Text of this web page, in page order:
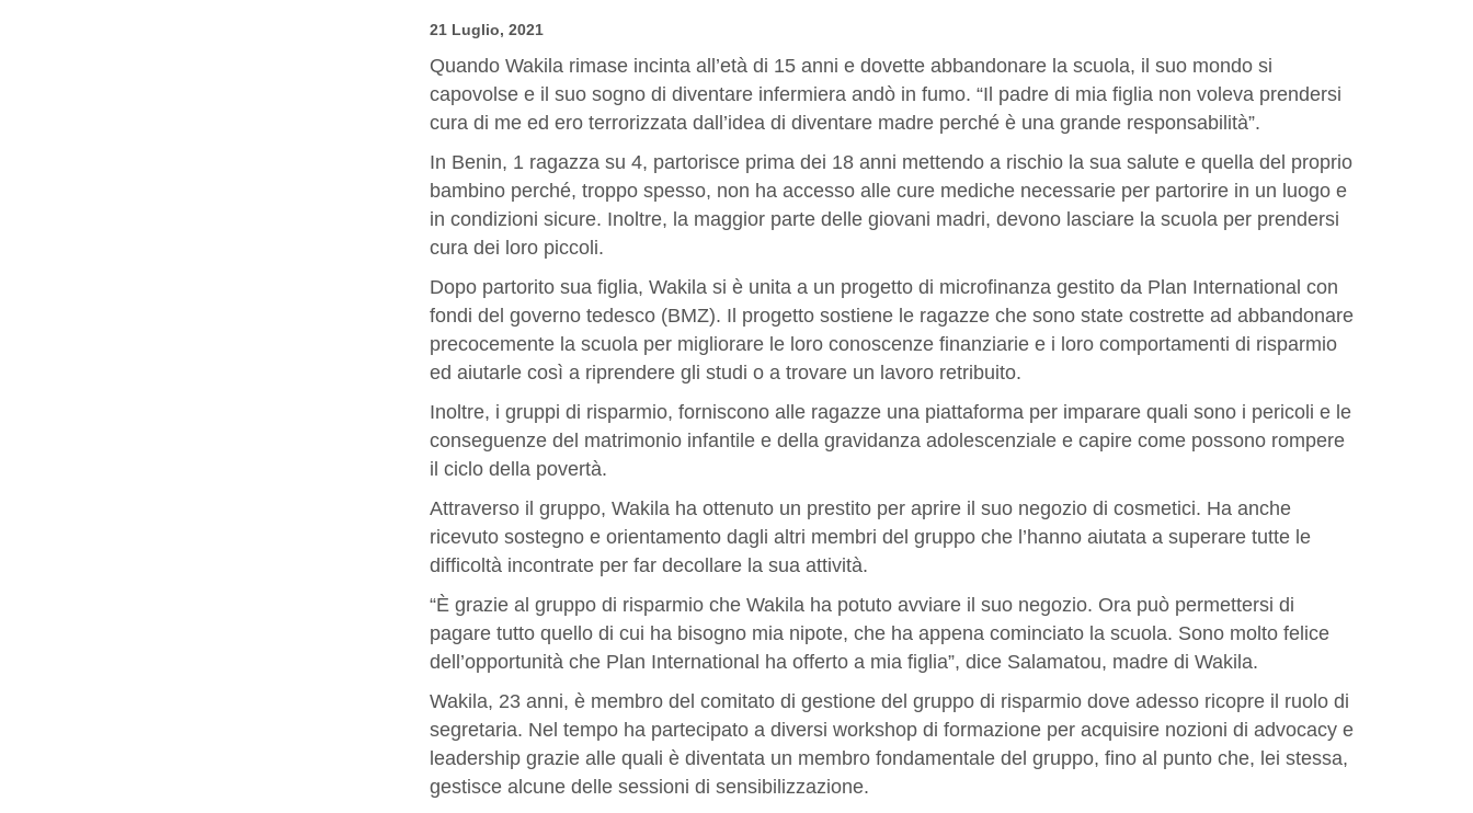
21 Luglio, 2021
Quando Wakila rimase incinta all’età di 15 anni e dovette abbandonare la scuola, il suo mondo si
capovolse e il suo sogno di diventare infermiera andò in fumo. “Il padre di mia figlia non voleva prendersi
cura di me ed ero terrorizzata dall’idea di diventare madre perché è una grande responsabilità”.
In Benin, 1 ragazza su 4, partorisce prima dei 18 anni mettendo a rischio la sua salute e quella del proprio
bambino perché, troppo spesso, non ha accesso alle cure mediche necessarie per partorire in un luogo e
in condizioni sicure. Inoltre, la maggior parte delle giovani madri, devono lasciare la scuola per prendersi
cura dei loro piccoli.
Dopo partorito sua figlia, Wakila si è unita a un progetto di microfinanza gestito da Plan International con
fondi del governo tedesco (BMZ). Il progetto sostiene le ragazze che sono state costrette ad abbandonare
precocemente la scuola per migliorare le loro conoscenze finanziarie e i loro comportamenti di risparmio
ed aiutarle così a riprendere gli studi o a trovare un lavoro retribuito.
Inoltre, i gruppi di risparmio, forniscono alle ragazze una piattaforma per imparare quali sono i pericoli e le
conseguenze del matrimonio infantile e della gravidanza adolescenziale e capire come possono rompere
il ciclo della povertà.
Attraverso il gruppo, Wakila ha ottenuto un prestito per aprire il suo negozio di cosmetici. Ha anche
ricevuto sostegno e orientamento dagli altri membri del gruppo che l’hanno aiutata a superare tutte le
difficoltà incontrate per far decollare la sua attività.
“È grazie al gruppo di risparmio che Wakila ha potuto avviare il suo negozio. Ora può permettersi di
pagare tutto quello di cui ha bisogno mia nipote, che ha appena cominciato la scuola. Sono molto felice
dell’opportunità che Plan International ha offerto a mia figlia”, dice Salamatou, madre di Wakila.
Wakila, 23 anni, è membro del comitato di gestione del gruppo di risparmio dove adesso ricopre il ruolo di
segretaria. Nel tempo ha partecipato a diversi workshop di formazione per acquisire nozioni di advocacy e
leadership grazie alle quali è diventata un membro fondamentale del gruppo, fino al punto che, lei stessa,
gestisce alcune delle sessioni di sensibilizzazione.